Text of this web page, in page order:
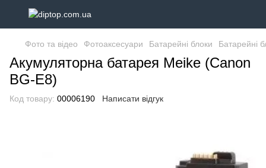
Фото та відео Фотоаксесуари Батарейні блоки Батарейні
Акумуляторна батарея Meike (Canon
BG-E8)
Код товару: 00006190 Написати відгук